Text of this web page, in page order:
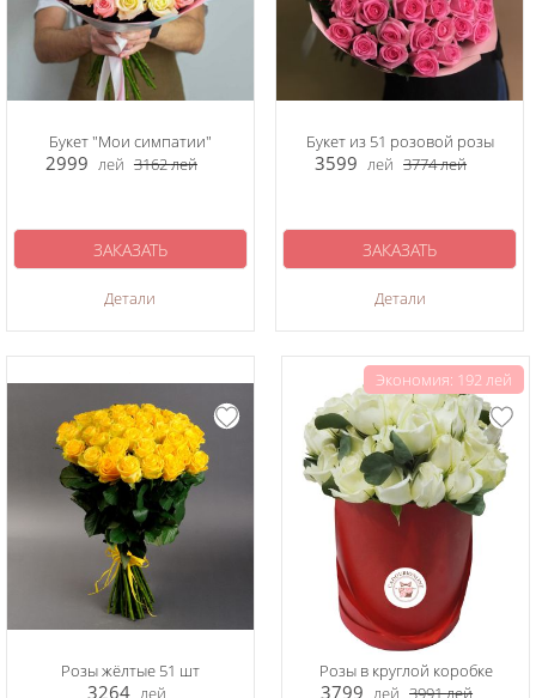
Букет "Мои симпатии"
2999 лей 3162лей
Детали
ЗАКАЗАТЬ
Букет из 51 розовой розы
3599 лей 3774лей
Детали
ЗАКАЗАТЬ
Розы жёлтые 51 шт
3264 лей
Экономия: 192 лей
Розы в круглой коробке
3799 лей 3991лей